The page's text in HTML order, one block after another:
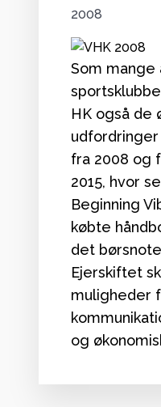
2008
Som mange
HK også de
udfordringer
fra 2008 og
2015, hvor
Beginning
købte
det
Ejerskiftet
muligheder
og